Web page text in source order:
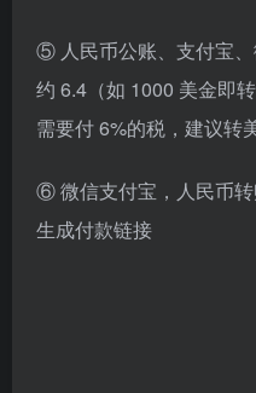
⑤ 人民币公账、支付宝
约 6.4（如 1000 美金即
需要付 6%的税，建议转
⑥ 微信支付宝，人民币
生成付款链接